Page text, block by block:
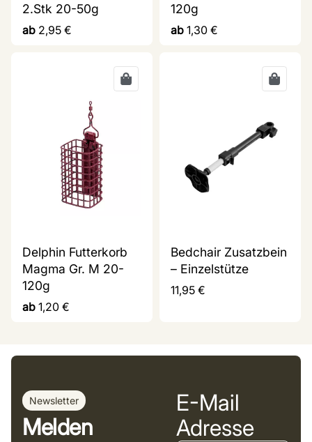
2.Stk 20-50g
ab 2,95 €
120g
ab 1,30 €
Delphin Futterkorb
Magma Gr. M 20-
120g
ab 1,20 €
Bedchair Zusatzbein
– Einzelstütze
11,95 €
Newsletter
Melden
E-Mail
Adresse